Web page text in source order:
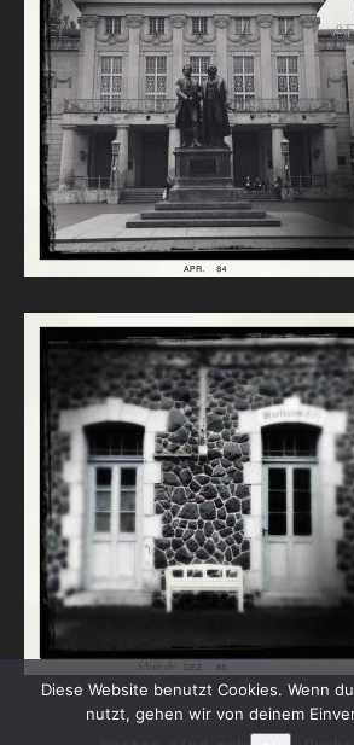
Diese Website benutzt Cookies. Wenn
nutzt, gehen wir von deinem